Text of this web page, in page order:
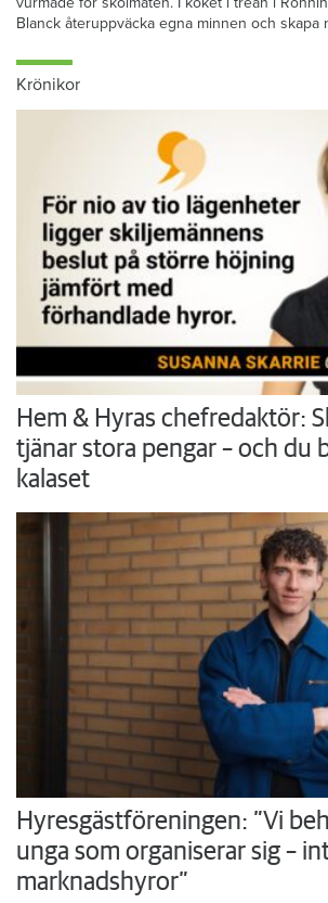
Blanck återuppväcka egna minnen och skapa
Krönikor
Hem & Hyras chefredaktör:
tjänar stora pengar – och du
kalaset
Hyresgästföreningen: ”Vi
unga som organiserar sig –
marknadshyror”